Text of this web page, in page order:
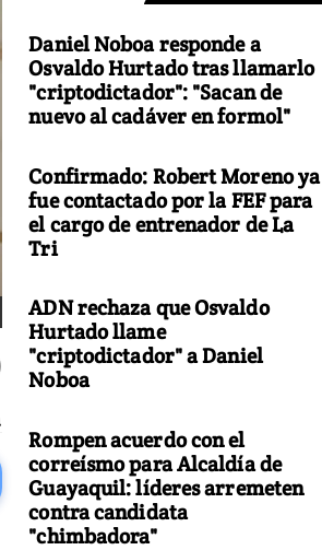
Daniel Noboa responde a
Osvaldo Hurtado tras llamarlo
"criptodictador": "Sacan de
nuevo al cadáver en formol"
Confirmado: Robert Moreno ya
fue contactado por la FEF para
el cargo de entrenador de La
Tri
ADN rechaza que Osvaldo
Hurtado llame
"criptodictador" a Daniel
Noboa
Rompen acuerdo con el
correísmo para Alcaldía de
Guayaquil: líderes arremeten
contra candidata
"chimbadora"